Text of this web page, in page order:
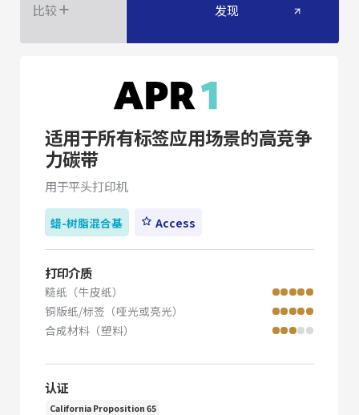
比较 发现
适用于所有标签应用场景的高竞争
力碳带
用于平头打印机
蜡-树脂混合基 Access
打印介质
糙纸（牛皮纸）
铜版纸/标签（哑光或亮光）
合成材料（塑料）
认证
California Proposition 65